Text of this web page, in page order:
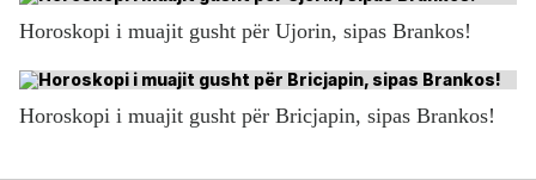
Horoskopi i muajit gusht për Ujorin, sipas Brankos!
Horoskopi i muajit gusht për Bricjapin, sipas Brankos!